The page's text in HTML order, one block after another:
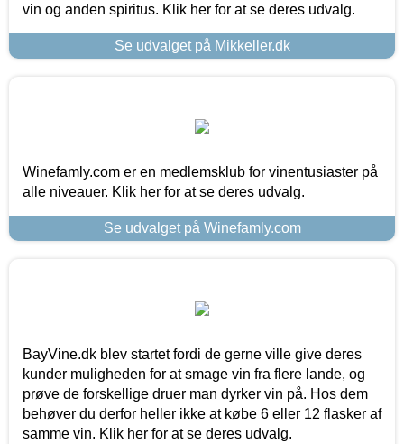
vin og anden spiritus. Klik her for at se deres udvalg.
Se udvalget på Mikkeller.dk
Winefamly.com er en medlemsklub for vinentusiaster på
alle niveauer. Klik her for at se deres udvalg.
Se udvalget på Winefamly.com
BayVine.dk blev startet fordi de gerne ville give deres
kunder muligheden for at smage vin fra flere lande, og
prøve de forskellige druer man dyrker vin på. Hos dem
behøver du derfor heller ikke at købe 6 eller 12 flasker af
samme vin. Klik her for at se deres udvalg.